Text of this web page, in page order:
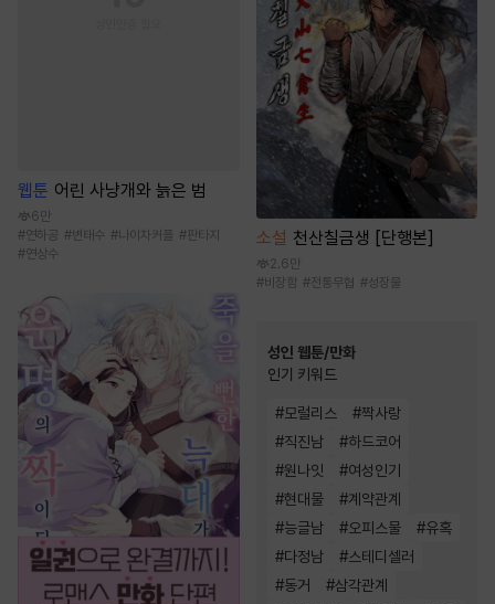
웹툰 어린 사냥개와 늙은 범
6만
#연하공 #변태수 #나이차커플 # 판타지
#연상수
소설 천산칠금생 [단행본]
2.6만
#비장함 #전통무협 #성장물
성인 웹툰/만화
인기 키워드
#모럴리스 #짝사랑
#직진남 #하드코어
#원나잇 #여성인기
#현대물 #계약관계
#능글남 #오피스물 #유혹
#다정남 #스테디셀러
#동거 #삼각관계